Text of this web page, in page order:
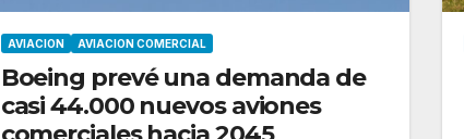
AVIACION AVIACION COMERCIAL
Boeing prevé una demanda de
casi 44.000 nuevos aviones